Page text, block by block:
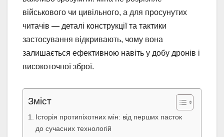
військового чи цивільного, а для просунутих
читачів — деталі конструкції та тактики
застосування відкривають, чому вона
залишається ефективною навіть у добу дронів і
високоточної зброї.
Зміст
Історія протипіхотних мін: від перших пасток
до сучасних технологій